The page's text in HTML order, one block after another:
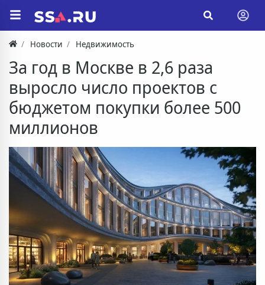
Новости Недвижимость
За год в Москве в 2,6 раза
выросло число проектов с
бюджетом покупки более 500
миллионов